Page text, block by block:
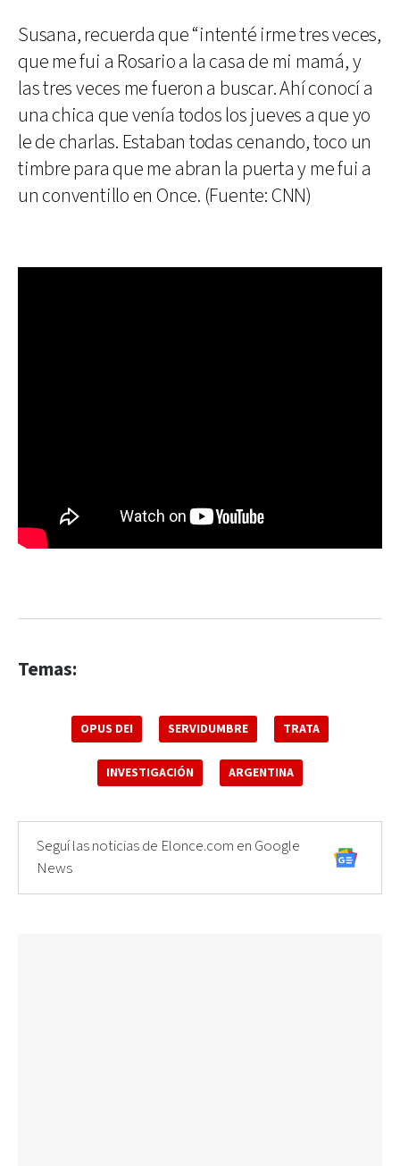
Susana, recuerda que “intenté irme tres veces,
que me fui a Rosario a la casa de mi mamá, y
las tres veces me fueron a buscar. Ahí conocí a
una chica que venía todos los jueves a que yo
le de charlas. Estaban todas cenando, toco un
timbre para que me abran la puerta y me fui a
un conventillo en Once. (Fuente: CNN)
Temas:
OPUS DEI SERVIDUMBRE TRATA
INVESTIGACIÓN ARGENTINA
Seguí las noticias de Elonce.com en Google
News